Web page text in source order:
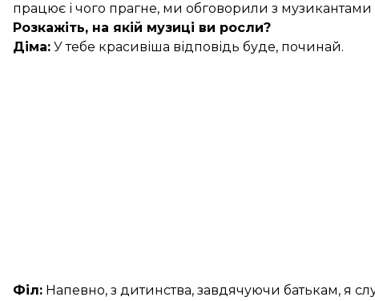
працює і чого прагне, ми обговорили з музикантами
Розкажіть, на якій музиці ви росли?
Діма: У тебе красивіша відповідь буде, починай.
Філ: Напевно, з дитинства, завдячуючи батькам, я